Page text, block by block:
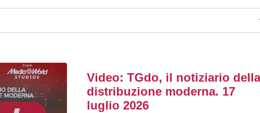
Video: TGdo, il notiziario della
distribuzione moderna. 17
luglio 2026